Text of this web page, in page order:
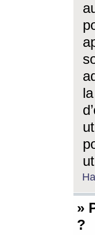
»
?